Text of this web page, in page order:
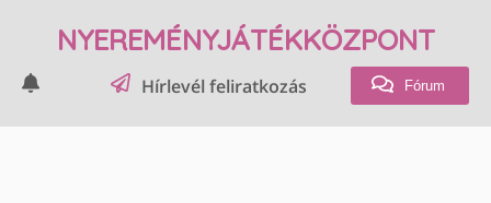
NYEREMÉNYJÁTÉKKÖZPONT
Hírlevél feliratkozás Fórum